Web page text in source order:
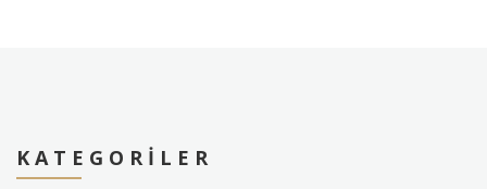
KATEGORILER